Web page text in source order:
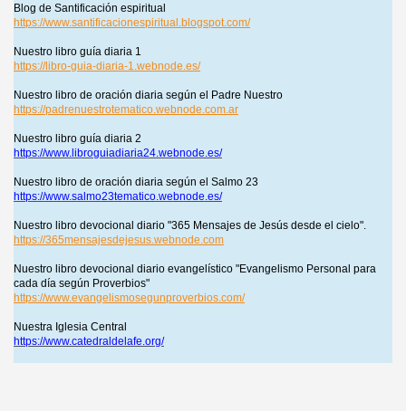
Blog de Santificación espiritual
https://www.santificacionespiritual.blogspot.com/
Nuestro libro guía diaria 1
https://libro-guia-diaria-1.webnode.es/
Nuestro libro de oración diaria según el Padre Nuestro
https://padrenuestrotematico.webnode.com.ar
Nuestro libro guía diaria 2
https://www.libroguiadiaria24.webnode.es/
Nuestro libro de oración diaria según el Salmo 23
https://www.salmo23tematico.webnode.es/
Nuestro libro devocional diario "365 Mensajes de Jesús desde el cielo".
https://365mensajesdejesus.webnode.com
Nuestro libro devocional diario evangelístico "Evangelismo Personal para
cada día según Proverbios"
https://www.evangelismosegunproverbios.com/
Nuestra Iglesia Central
https://www.catedraldelafe.org/